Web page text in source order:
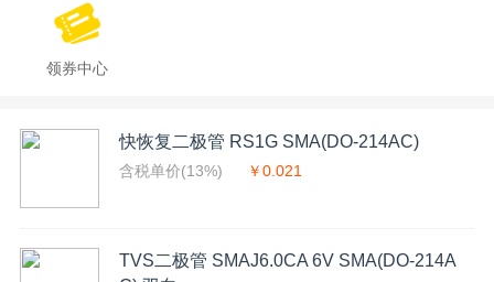
领券中心
快恢复二极管 RS1G SMA(DO-214AC)
含税单价(13%) ￥0.021
TVS二极管 SMAJ6.0CA 6V SMA(DO-214A